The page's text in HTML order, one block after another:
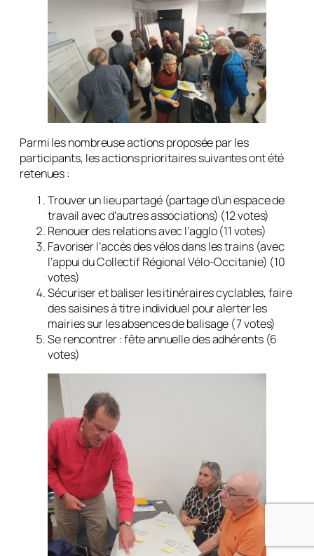
Parmi les nombreuse actions proposée par les
participants, les actions prioritaires suivantes ont été
retenues :
Trouver un lieu partagé (partage d’un espace de
travail avec d’autres associations) (12 votes)
Renouer des relations avec l’agglo (11 votes)
Favoriser l’accès des vélos dans les trains (avec
l’appui du Collectif Régional Vélo-Occitanie) (10
votes)
Sécuriser et baliser les itinéraires cyclables, faire
des saisines à titre individuel pour alerter les
mairies sur les absences de balisage (7 votes)
Se rencontrer : fête annuelle des adhérents (6
votes)